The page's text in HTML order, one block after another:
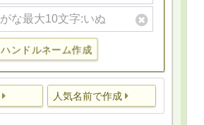
ハンドルネーム作成
人気名前で作成